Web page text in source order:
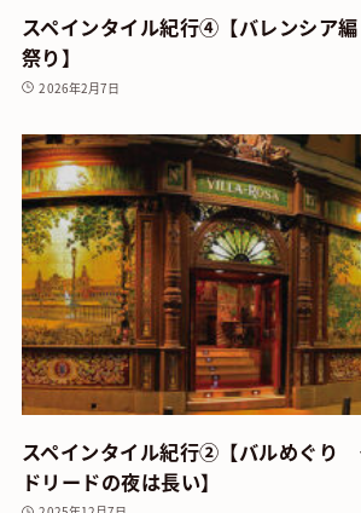
スペインタイル紀行④【バレンシア
祭り】
2026年2月7日
スペインタイル紀行②【バルめぐ
ドリードの夜は長い】